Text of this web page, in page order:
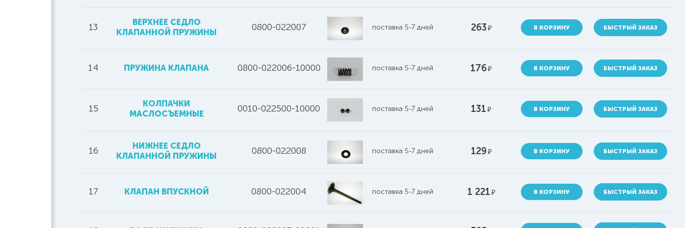
13
ВЕРХНЕЕ СЕДЛО
КЛАПАННОЙ ПРУЖИНЫ
0800-022007 поставка 5-7 дней 263руб. В КОРЗИНУ БЫСТРЫЙ ЗАКАЗ
14 ПРУЖИНА КЛАПАНА 0800-022006-10000 поставка 5-7 дней 176руб. В КОРЗИНУ БЫСТРЫЙ ЗАКАЗ
15
КОЛПАЧКИ
МАСЛОСЪЕМНЫЕ
0010-022500-10000 поставка 5-7 дней 131руб. В КОРЗИНУ БЫСТРЫЙ ЗАКАЗ
16
НИЖНЕЕ СЕДЛО
КЛАПАННОЙ ПРУЖИНЫ
0800-022008 поставка 5-7 дней 129руб. В КОРЗИНУ БЫСТРЫЙ ЗАКАЗ
17 КЛАПАН ВПУСКНОЙ 0800-022004 поставка 5-7 дней 1 221руб. В КОРЗИНУ БЫСТРЫЙ ЗАКАЗ